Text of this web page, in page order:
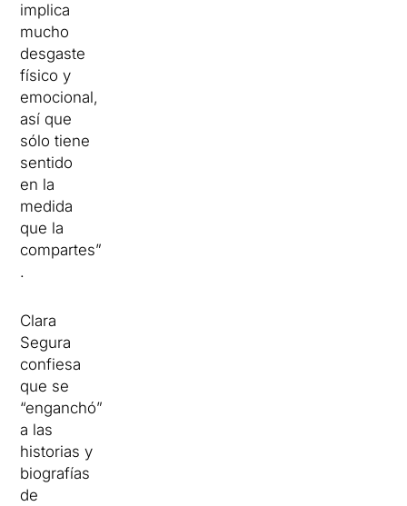
implica
mucho
desgaste
físico y
emocional,
así que
sólo tiene
sentido
en la
medida
que la
compartes”
.
Clara
Segura
confiesa
que se
“enganchó”
a las
historias y
biografías
de